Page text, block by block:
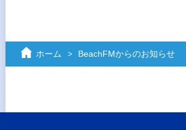
ホーム BeachFMからのお知らせ